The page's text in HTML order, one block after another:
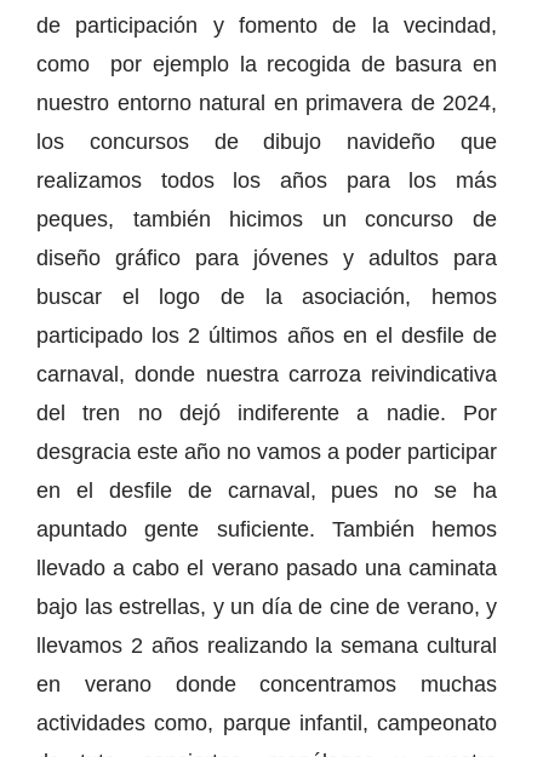
de participación y fomento de la vecindad,
como por ejemplo la recogida de basura en
nuestro entorno natural en primavera de 2024,
los concursos de dibujo navideño que
realizamos todos los años para los más
peques, también hicimos un concurso de
diseño gráfico para jóvenes y adultos para
buscar el logo de la asociación, hemos
participado los 2 últimos años en el desfile de
carnaval, donde nuestra carroza reivindicativa
del tren no dejó indiferente a nadie. Por
desgracia este año no vamos a poder participar
en el desfile de carnaval, pues no se ha
apuntado gente suficiente. También hemos
llevado a cabo el verano pasado una caminata
bajo las estrellas, y un día de cine de verano, y
llevamos 2 años realizando la semana cultural
en verano donde concentramos muchas
actividades como, parque infantil, campeonato